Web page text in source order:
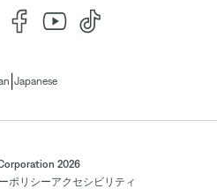
Japanese
2026
ポリシーアクセシビリティ